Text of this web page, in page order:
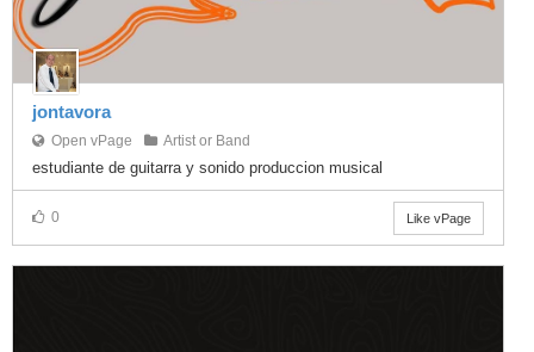
jontavora
Open vPage Artist or Band
estudiante de guitarra y sonido produccion musical
0 Like vPage